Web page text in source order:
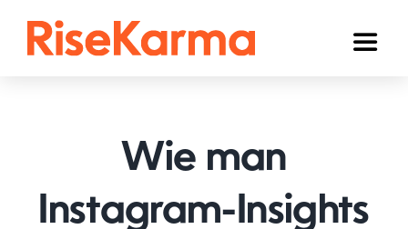
Toggle
YouTube
Wie man
Instagram-Insights